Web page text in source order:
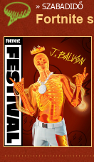
» SZABADIDŐ
Fortnite